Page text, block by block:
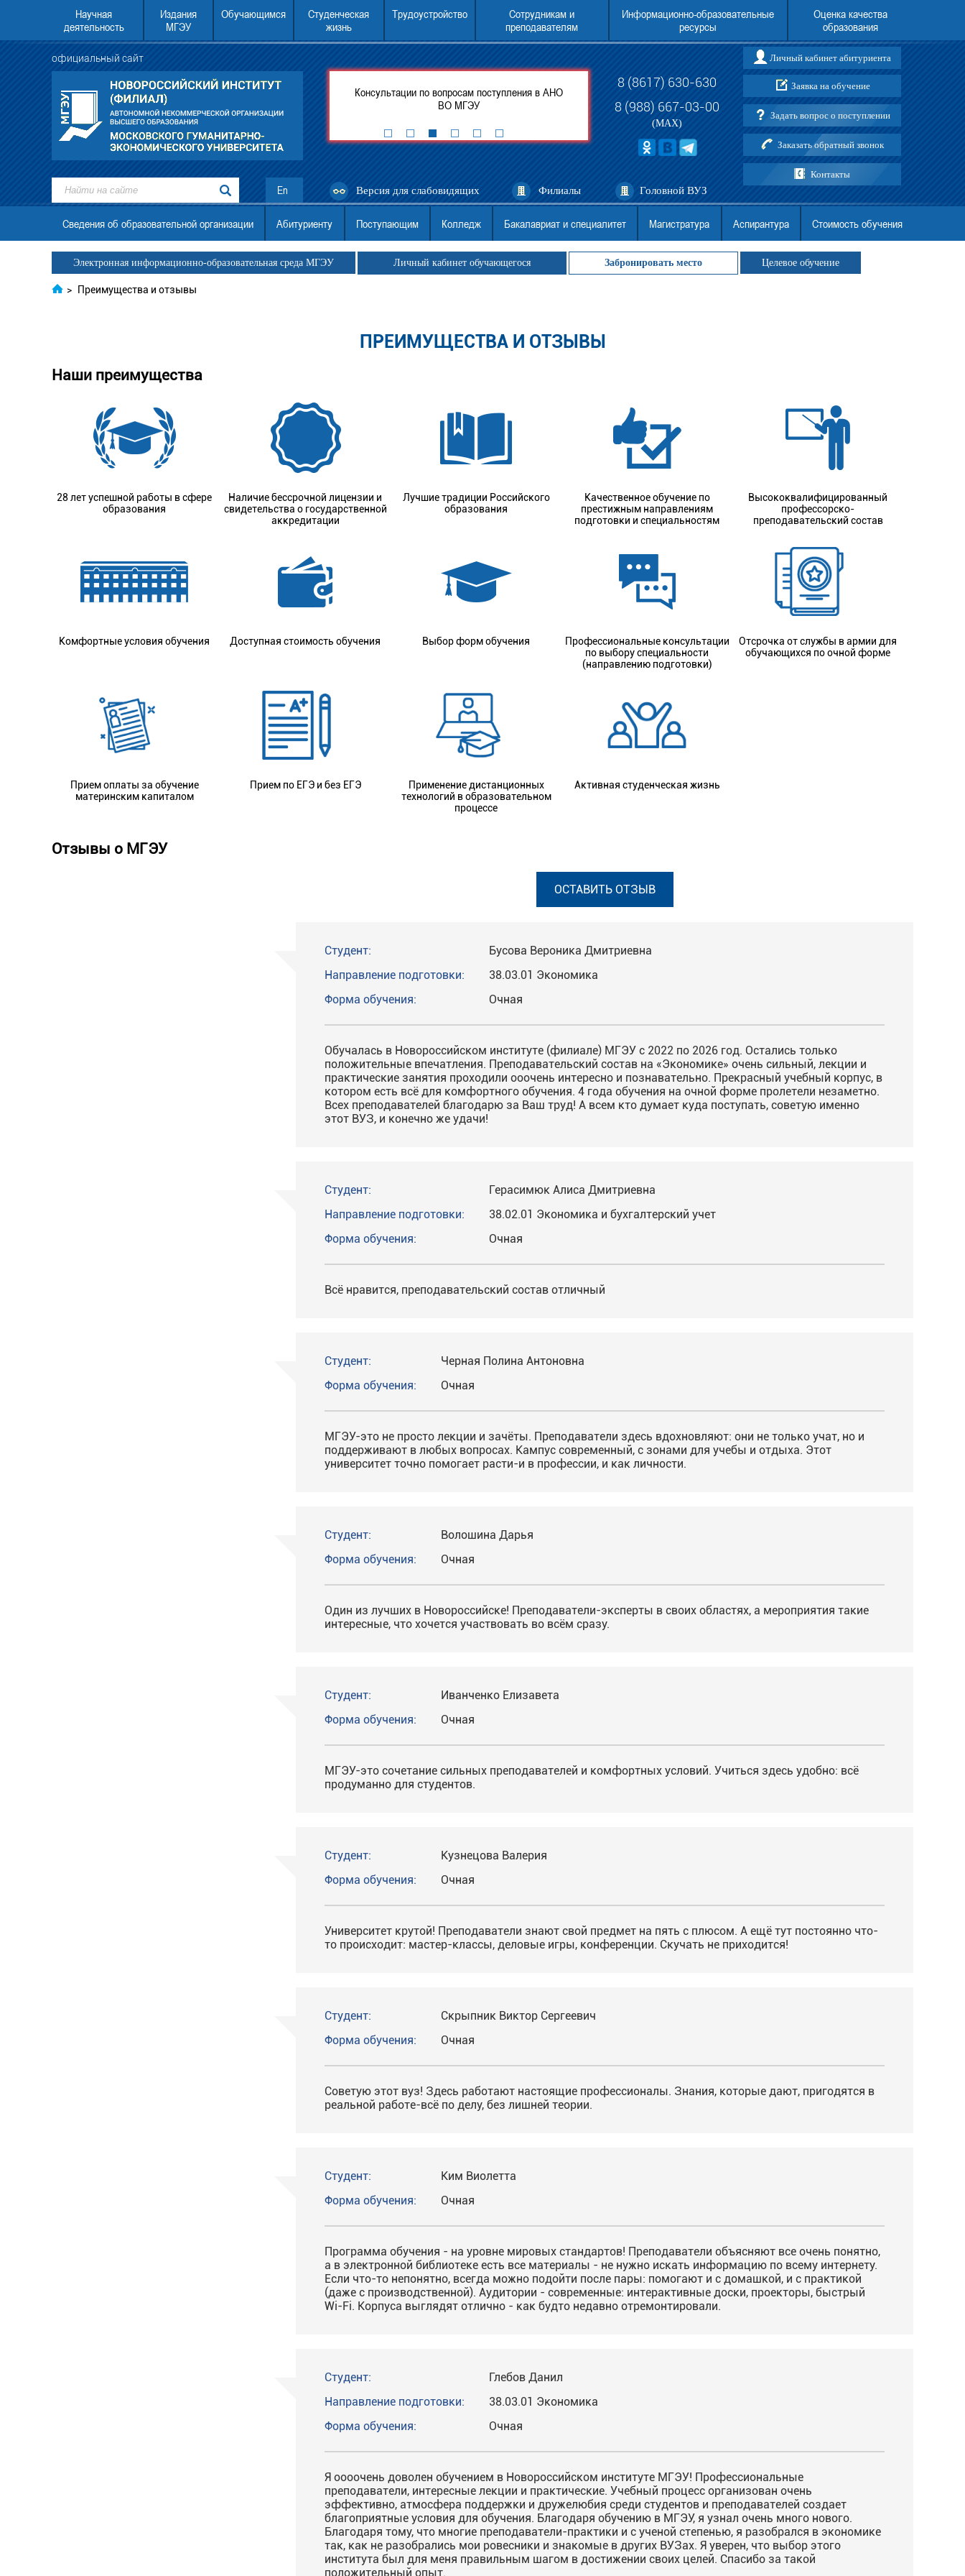
Научная
деятельность
Издания
МГЭУ
Обучающимся
Студенческая
жизнь
Трудоустройство
Сотрудникам и
преподавателям
Информационно-образовательные
ресурсы
Оценка качества
образования
официальный сайт
АНО ВО МГЭУ состоится
дверей.
ЕГЭ для поступления в МГЭУ в 2026 году
Консультации по вопросам поступления в АНО
ВО МГЭУ
Перевод в Новороссийский институт (филиал)
АНО ВО МГЭУ (в т.ч. граждан Украины, ЛНР,
ДНР)
Перечень документов для поступления,
и образцы заполнения
8 (8617) 630-630
8 (988) 667-03-00
(MAX)
En Версия для слабовидящих Филиалы Головной ВУЗ
Заявка на обучение
Задать вопрос о поступлении
Заказать обратный звонок
Контакты
Личный кабинет абитуриента
Сведения об образовательной организации Абитуриенту Поступающим Колледж Бакалавриат и специалитет Магистратура Аспирантура Стоимость обучения
Электронная информационно-образовательная среда МГЭУ Личный кабинет обучающегося Забронировать место Целевое обучение
> Преимущества и отзывы
ПРЕИМУЩЕСТВА И ОТЗЫВЫ
Наши преимущества
28 лет успешной работы в сфере
образования
Наличие бессрочной лицензии и
свидетельства о государственной
аккредитации
Лучшие традиции Российского
образования
Качественное обучение по
престижным направлениям
подготовки и специальностям
Высококвалифицированный
профессорско-
преподавательский состав
Комфортные условия обучения Доступная стоимость обучения Выбор форм обучения
Профессиональные консультации
по выбору специальности
(направлению подготовки)
Отсрочка от службы в армии для
обучающихся по очной форме
Прием оплаты за обучение
материнским капиталом
Прием по ЕГЭ и без ЕГЭ
Применение дистанционных
технологий в образовательном
процессе
Активная студенческая жизнь
Отзывы о МГЭУ
ОСТАВИТЬ ОТЗЫВ
Студент:
Направление подготовки:
Форма обучения:
Бусова Вероника Дмитриевна
38.03.01 Экономика
Очная
Обучалась в Новороссийском институте (филиале) МГЭУ с 2022 по 2026 год. Остались только
положительные впечатления. Преподавательский состав на «Экономике» очень сильный, лекции и
практические занятия проходили ооочень интересно и познавательно. Прекрасный учебный корпус, в
котором есть всё для комфортного обучения. 4 года обучения на очной форме пролетели незаметно.
Всех преподавателей благодарю за Ваш труд! А всем кто думает куда поступать, советую именно
этот ВУЗ, и конечно же удачи!
Студент:
Направление подготовки:
Форма обучения:
Герасимюк Алиса Дмитриевна
38.02.01 Экономика и бухгалтерский учет
Очная
Всё нравится, преподавательский состав отличный
Студент:
Форма обучения:
Черная Полина Антоновна
Очная
МГЭУ-это не просто лекции и зачёты. Преподаватели здесь вдохновляют: они не только учат, но и
поддерживают в любых вопросах. Кампус современный, с зонами для учебы и отдыха. Этот
университет точно помогает расти-и в профессии, и как личности.
Студент:
Форма обучения:
Волошина Дарья
Очная
Один из лучших в Новороссийске! Преподаватели-эксперты в своих областях, а мероприятия такие
интересные, что хочется участвовать во всём сразу.
Студент:
Форма обучения:
Иванченко Елизавета
Очная
МГЭУ-это сочетание сильных преподавателей и комфортных условий. Учиться здесь удобно: всё
продуманно для студентов.
Студент:
Форма обучения:
Кузнецова Валерия
Очная
Университет крутой! Преподаватели знают свой предмет на пять с плюсом. А ещё тут постоянно что-
то происходит: мастер-классы, деловые игры, конференции. Скучать не приходится!
Студент:
Форма обучения:
Скрыпник Виктор Сергеевич
Очная
Советую этот вуз! Здесь работают настоящие профессионалы. Знания, которые дают, пригодятся в
реальной работе-всё по делу, без лишней теории.
Студент:
Форма обучения:
Ким Виолетта
Очная
Программа обучения - на уровне мировых стандартов! Преподаватели объясняют все очень понятно,
а в электронной библиотеке есть все материалы - не нужно искать информацию по всему интернету.
Если что-то непонятно, всегда можно подойти после пары: помогают и с домашкой, и с практикой
(даже с производственной). Аудитории - современные: интерактивные доски, проекторы, быстрый
Wi-Fi. Корпуса выглядят отлично - как будто недавно отремонтировали.
Студент:
Направление подготовки:
Форма обучения:
Глебов Данил
38.03.01 Экономика
Очная
Я оооочень доволен обучением в Новороссийском институте МГЭУ! Профессиональные
преподаватели, интересные лекции и практические. Учебный процесс организован очень
эффективно, атмосфера поддержки и дружелюбия среди студентов и преподавателей создает
благоприятные условия для обучения. Благодаря обучению в МГЭУ, я узнал очень много нового.
Благодаря тому, что многие преподаватели-практики и с ученой степенью, я разобрался в экономике
так, как не разобрались мои ровесники и знакомые в других ВУЗах. Я уверен, что выбор этого
института был для меня правильным шагом в достижении своих целей. Спасибо за такой
положительный опыт.